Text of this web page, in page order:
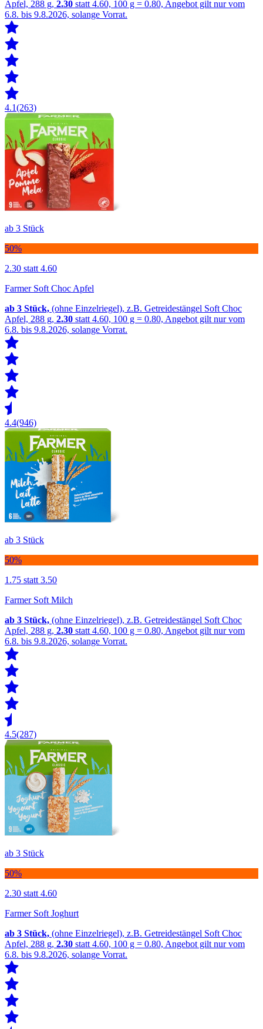
Apfel, 288 g, 2.30 statt 4.60, 100 g = 0.80, Angebot gilt nur vom
6.8. bis 9.8.2026, solange Vorrat.
4.1(263)
ab 3 Stück
50%
2.30 statt 4.60
Farmer Soft Choc Apfel
ab 3 Stück, (ohne Einzelriegel), z.B. Getreidestängel Soft Choc
Apfel, 288 g, 2.30 statt 4.60, 100 g = 0.80, Angebot gilt nur vom
6.8. bis 9.8.2026, solange Vorrat.
4.4(946)
ab 3 Stück
50%
1.75 statt 3.50
Farmer Soft Milch
ab 3 Stück, (ohne Einzelriegel), z.B. Getreidestängel Soft Choc
Apfel, 288 g, 2.30 statt 4.60, 100 g = 0.80, Angebot gilt nur vom
6.8. bis 9.8.2026, solange Vorrat.
4.5(287)
ab 3 Stück
50%
2.30 statt 4.60
Farmer Soft Joghurt
ab 3 Stück, (ohne Einzelriegel), z.B. Getreidestängel Soft Choc
Apfel, 288 g, 2.30 statt 4.60, 100 g = 0.80, Angebot gilt nur vom
6.8. bis 9.8.2026, solange Vorrat.